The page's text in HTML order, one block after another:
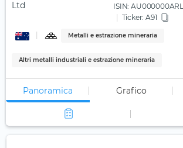
ISIN:
Ticker: A91
Metalli e estrazione mineraria
Altri metalli industriali e estrazione mineraria
Panoramica Grafico